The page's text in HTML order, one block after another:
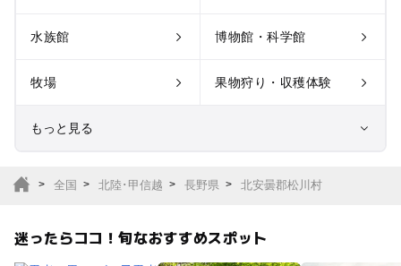
水族館 博物館・科学館
牧場 果物狩り・収穫体験
もっと見る
全国 北陸･甲信越 長野県 北安曇郡松川村
迷ったらココ！旬なおすすめスポット